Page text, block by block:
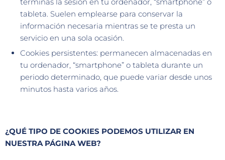
tableta. Suelen emplearse para conservar la
información necesaria mientras se te presta un
servicio en una sola ocasión.
Cookies persistentes: permanecen almacenadas en
tu ordenador, “smartphone” o tableta durante un
periodo determinado, que puede variar desde unos
minutos hasta varios años.
¿QUÉ TIPO DE COOKIES PODEMOS UTILIZAR EN
NUESTRA PÁGINA WEB?